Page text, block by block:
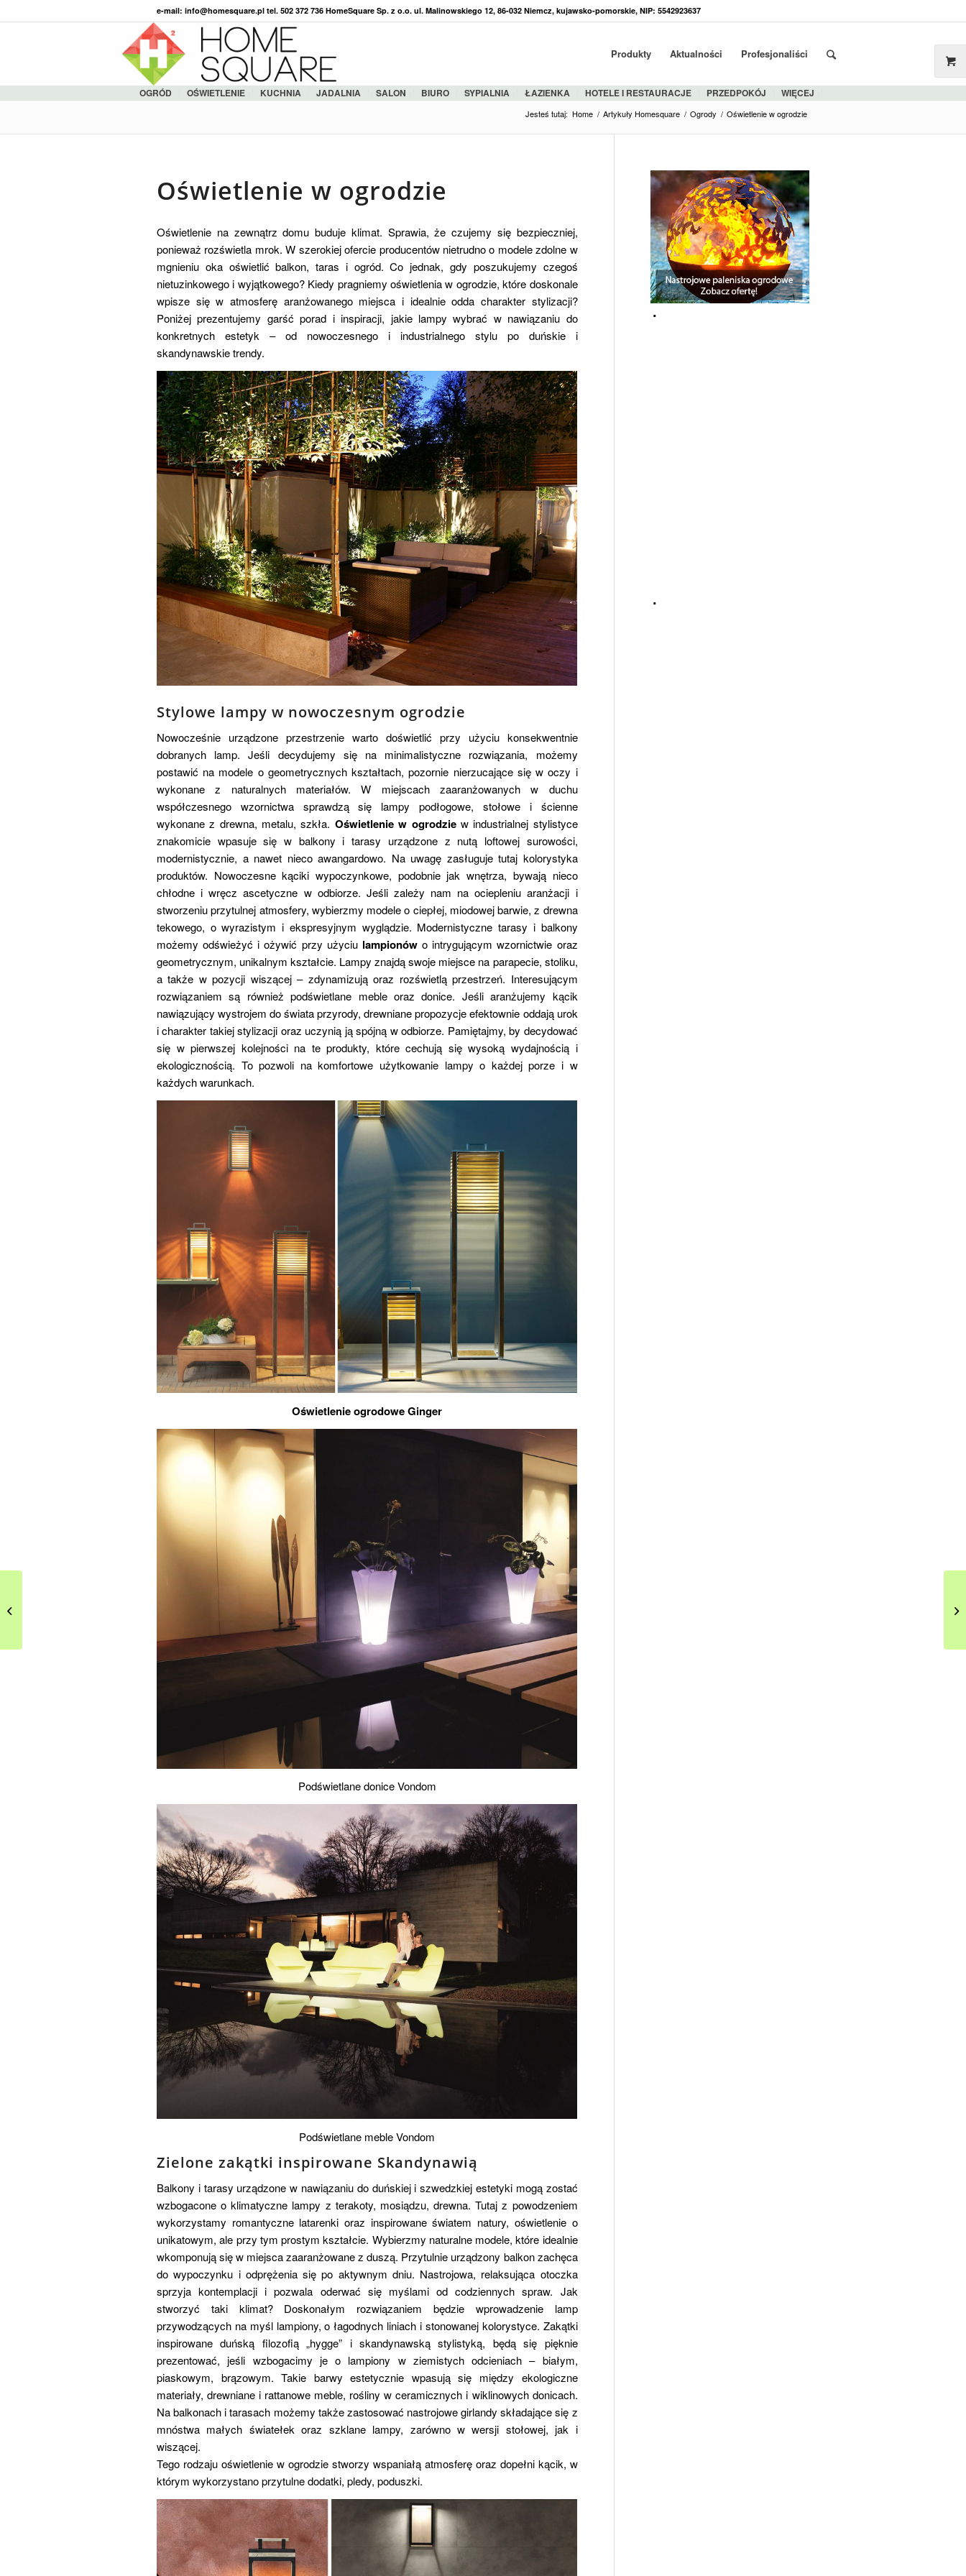
e-mail: info@homesquare.pl tel. 502 372 736 HomeSquare Sp. z o.o. ul. Malinowskiego 12, 86-032 Niemcz, kujawsko-pomorskie, NIP: 5542923637
Produkty Aktualności Profesjonaliści
OGRÓD OŚWIETLENIE KUCHNIA JADALNIA SALON BIURO SYPIALNIA ŁAZIENKA HOTELE I RESTAURACJE PRZEDPOKÓJ WIĘCEJ
Jesteś tutaj: Home / Artykuły Homesquare / Ogrody / Oświetlenie w ogrodzie
Oświetlenie w ogrodzie
Oświetlenie na zewnątrz domu buduje klimat. Sprawia, że czujemy się bezpieczniej,
ponieważ rozświetla mrok. W szerokiej ofercie producentów nietrudno o modele zdolne w
mgnieniu oka oświetlić balkon, taras i ogród. Co jednak, gdy poszukujemy czegoś
nietuzinkowego i wyjątkowego? Kiedy pragniemy oświetlenia w ogrodzie, które doskonale
wpisze się w atmosferę aranżowanego miejsca i idealnie odda charakter stylizacji?
Poniżej prezentujemy garść porad i inspiracji, jakie lampy wybrać w nawiązaniu do
konkretnych estetyk – od nowoczesnego i industrialnego stylu po duńskie i
skandynawskie trendy.
Stylowe lampy w nowoczesnym ogrodzie
Nowocześnie urządzone przestrzenie warto doświetlić przy użyciu konsekwentnie
dobranych lamp. Jeśli decydujemy się na minimalistyczne rozwiązania, możemy
postawić na modele o geometrycznych kształtach, pozornie nierzucające się w oczy i
wykonane z naturalnych materiałów. W miejscach zaaranżowanych w duchu
współczesnego wzornictwa sprawdzą się lampy podłogowe, stołowe i ścienne
wykonane z drewna, metalu, szkła. Oświetlenie w ogrodziew industrialnej stylistyce
znakomicie wpasuje się w balkony i tarasy urządzone z nutą loftowej surowości,
modernistycznie, a nawet nieco awangardowo. Na uwagę zasługuje tutaj kolorystyka
produktów. Nowoczesne kąciki wypoczynkowe, podobnie jak wnętrza, bywają nieco
chłodne i wręcz ascetyczne w odbiorze. Jeśli zależy nam na ociepleniu aranżacji i
stworzeniu przytulnej atmosfery, wybierzmy modele o ciepłej, miodowej barwie, z drewna
tekowego, o wyrazistym i ekspresyjnym wyglądzie. Modernistyczne tarasy i balkony
możemy odświeżyć i ożywić przy użyciu lampionówo intrygującym wzornictwie oraz
geometrycznym, unikalnym kształcie. Lampy znajdą swoje miejsce na parapecie, stoliku,
a także w pozycji wiszącej – zdynamizują oraz rozświetlą przestrzeń. Interesującym
rozwiązaniem są również podświetlane meble oraz donice. Jeśli aranżujemy kącik
nawiązujący wystrojem do świata przyrody, drewniane propozycje efektownie oddają urok
i charakter takiej stylizacji oraz uczynią ją spójną w odbiorze. Pamiętajmy, by decydować
się w pierwszej kolejności na te produkty, które cechują się wysoką wydajnością i
ekologicznością. To pozwoli na komfortowe użytkowanie lampy o każdej porze i w
każdych warunkach.
Oświetlenie ogrodowe Ginger
Podświetlane donice Vondom
Podświetlane meble Vondom
Zielone zakątki inspirowane Skandynawią
Balkony i tarasy urządzone w nawiązaniu do duńskiej i szwedzkiej estetyki mogą zostać
wzbogacone o klimatyczne lampy z terakoty, mosiądzu, drewna. Tutaj z powodzeniem
wykorzystamy romantyczne latarenki oraz inspirowane światem natury, oświetlenie o
unikatowym, ale przy tym prostym kształcie. Wybierzmy naturalne modele, które idealnie
wkomponują się w miejsca zaaranżowane z duszą. Przytulnie urządzony balkon zachęca
do wypoczynku i odprężenia się po aktywnym dniu. Nastrojowa, relaksująca otoczka
sprzyja kontemplacji i pozwala oderwać się myślami od codziennych spraw. Jak
stworzyć taki klimat? Doskonałym rozwiązaniem będzie wprowadzenie lamp
przywodzących na myśl lampiony, o łagodnych liniach i stonowanej kolorystyce. Zakątki
inspirowane duńską filozofią „hygge” i skandynawską stylistyką, będą się pięknie
prezentować, jeśli wzbogacimy je o lampiony w ziemistych odcieniach – białym,
piaskowym, brązowym. Takie barwy estetycznie wpasują się między ekologiczne
materiały, drewniane i rattanowe meble, rośliny w ceramicznych i wiklinowych donicach.
Na balkonach i tarasach możemy także zastosować nastrojowe girlandy składające się z
mnóstwa małych światełek oraz szklane lampy, zarówno w wersji stołowej, jak i
wiszącej.
Tego rodzaju oświetlenie w ogrodzie stworzy wspaniałą atmosferę oraz dopełni kącik, w
którym wykorzystano przytulne dodatki, pledy, poduszki.